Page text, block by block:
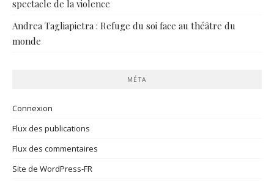
spectacle de la violence
Andrea Tagliapietra : Refuge du soi face au théâtre du
monde
MÉTA
Connexion
Flux des publications
Flux des commentaires
Site de WordPress-FR